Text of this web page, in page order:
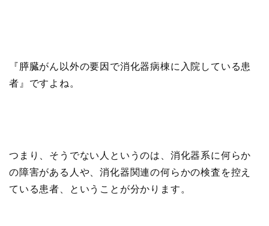
『膵臓がん以外の要因で消化器病棟に入院している患
者』ですよね。
つまり、そうでない人というのは、消化器系に何らか
の障害がある人や、消化器関連の何らかの検査を控え
ている患者、ということが分かります。